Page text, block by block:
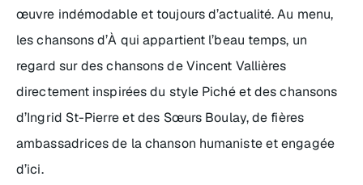
œuvre indémodable et toujours d’actualité. Au menu,
les chansons d’À qui appartient l’beau temps, un
regard sur des chansons de Vincent Vallières
directement inspirées du style Piché et des chansons
d’Ingrid St-Pierre et des Sœurs Boulay, de fières
ambassadrices de la chanson humaniste et engagée
d’ici.